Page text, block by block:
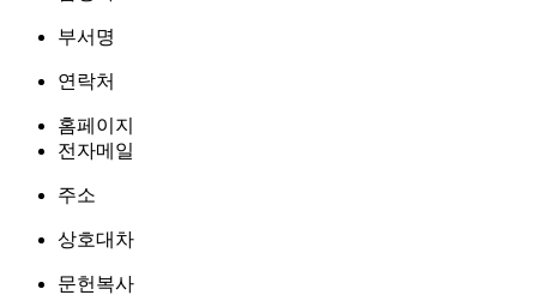
부서명
연락처
홈페이지
전자메일
주소
상호대차
문헌복사